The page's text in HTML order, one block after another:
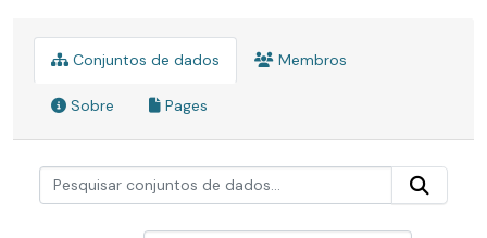
Conjuntos de dados Membros
Sobre Pages